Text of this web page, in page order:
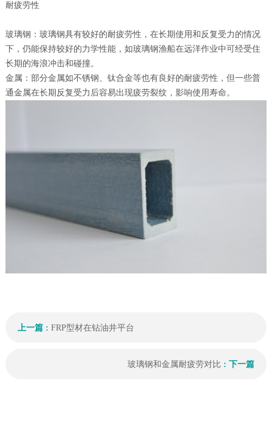
耐疲劳性
玻璃钢：玻璃钢具有较好的耐疲劳性，在长期使用和反复受力的情况
下，仍能保持较好的力学性能，如玻璃钢渔船在远洋作业中可经受住
长期的海浪冲击和碰撞。
金属：部分金属如不锈钢、钛合金等也有良好的耐疲劳性，但一些普
通金属在长期反复受力后容易出现疲劳裂纹，影响使用寿命。
上一篇 : FRP型材在钻油井平台
玻璃钢和金属耐疲劳对比 : 下一篇